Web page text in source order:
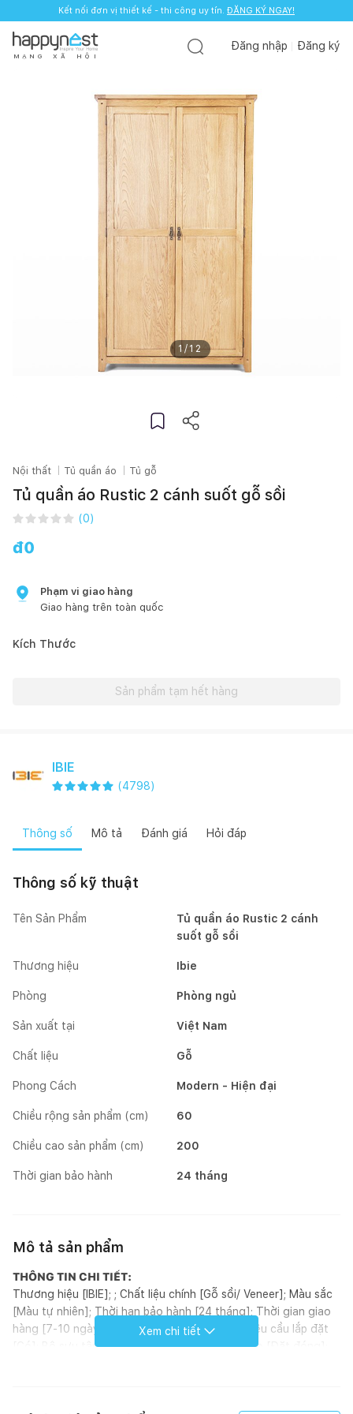
Kết nối đơn vị thiết kế - thi công uy tín. ĐĂNG KÝ NGAY!
M Ạ N G X Ã H Ộ I
Đăng nhập Đăng ký
1/12
Nội thất Tủ quần áo Tủ gỗ
Tủ quần áo Rustic 2 cánh suốt gỗ sồi
(0)
đ0
Phạm vi giao hàng
Giao hàng trên toàn quốc
Kích Thước
Sản phẩm tạm hết hàng
IBIE
(4798)
Thông số Mô tả Đánh giá Hỏi đáp
Thông số kỹ thuật
Tên Sản Phẩm
Tủ quần áo Rustic 2 cánh
suốt gỗ sồi
Thương hiệu Ibie
Phòng Phòng ngủ
Sản xuất tại Việt Nam
Chất liệu Gỗ
Phong Cách Modern - Hiện đại
Chiều rộng sản phẩm (cm) 60
Chiều cao sản phẩm (cm) 200
Thời gian bảo hành 24 tháng
Mô tả sản phẩm
THÔNG TIN CHI TIẾT:
Thương hiệu [IBIE]; ; Chất liệu chính [Gỗ sồi/ Veneer]; Màu sắc
[Màu tự nhiên]; Thời hạn bảo hành [24 tháng]; Thời gian giao
hàng [7-10 ngày]; Phòng chính [Phòng ngủ]; Yêu cầu lắp đặt
[Có]; Bộ sưu tập [Bộ Rustic]; Tình trạng tồn kho [Đặt đóng];
Xem chi tiết